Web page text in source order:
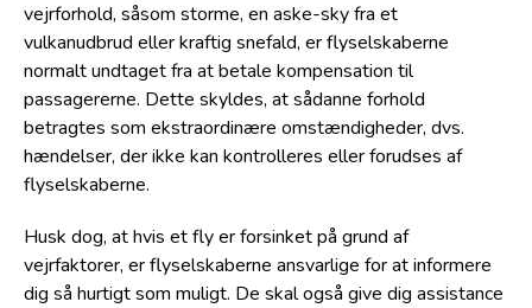
vejrforhold, såsom storme, en aske-sky fra et
vulkanudbrud eller kraftig snefald, er flyselskaberne
normalt undtaget fra at betale kompensation til
passagererne. Dette skyldes, at sådanne forhold
betragtes som ekstraordinære omstændigheder, dvs.
hændelser, der ikke kan kontrolleres eller forudses af
flyselskaberne.
Husk dog, at hvis et fly er forsinket på grund af
vejrfaktorer, er flyselskaberne ansvarlige for at informere
dig så hurtigt som muligt. De skal også give dig assistance